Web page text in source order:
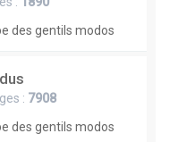
des gentils modos
: 7908
des gentils modos